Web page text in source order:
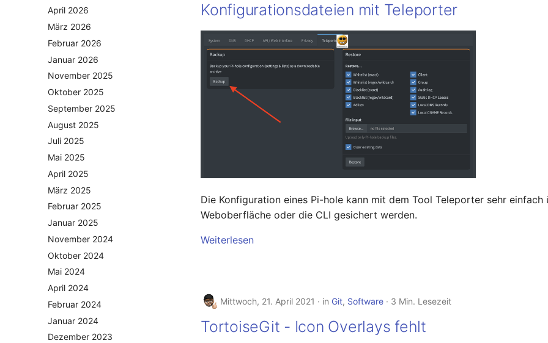
April 2026
März 2026
Februar 2026
Januar 2026
November 2025
Oktober 2025
September 2025
August 2025
Juli 2025
Mai 2025
April 2025
März 2025
Februar 2025
Januar 2025
November 2024
Oktober 2024
Mai 2024
April 2024
Februar 2024
Januar 2024
Dezember 2023
Konfigurationsdateien mit Teleporter
Die Konfiguration eines Pi-hole kann mit dem Tool Teleporter sehr einfach
Weboberfläche oder die CLI gesichert werden.
Weiterlesen
Mittwoch, 21. April 2021 in Git, Software 3 Min. Lesezeit
TortoiseGit - Icon Overlays fehlt